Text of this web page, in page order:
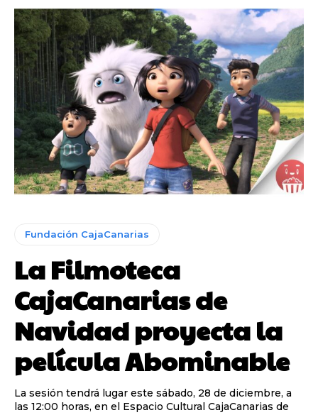
Fundación CajaCanarias
La Filmoteca
CajaCanarias de
Navidad proyecta la
película Abominable
La sesión tendrá lugar este sábado, 28 de diciembre, a
las 12:00 horas, en el Espacio Cultural CajaCanarias de